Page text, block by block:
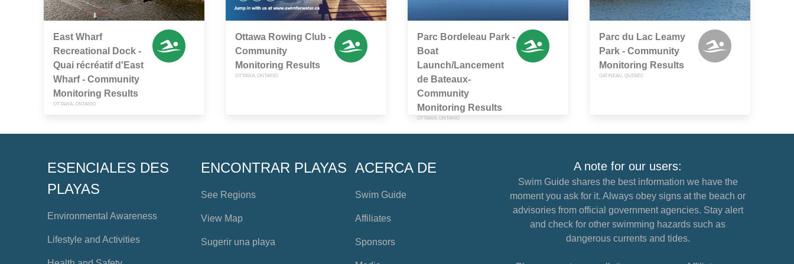
East Wharf
Recreational Dock -
Quai récréatif d'East
Wharf - Community
Monitoring Results
OTTAWA, ONTARIO
Ottawa Rowing Club -
Community
Monitoring Results
OTTAWA, ONTARIO
Parc Bordeleau Park -
Boat
Launch/Lancement
de Bateaux-
Community
Monitoring Results
OTTAWA, ONTARIO
Parc du Lac Leamy
Park - Community
Monitoring Results
GATINEAU, QUEBEC
ESENCIALES DES
PLAYAS
Environmental Awareness
Lifestyle and Activities
ENCONTRAR PLAYAS
See Regions
View Map
Sugerir una playa
ACERCA DE
Swim Guide
Affiliates
Sponsors
A note for our users:
Swim Guide shares the best information we have the
moment you ask for it. Always obey signs at the beach or
advisories from official government agencies. Stay alert
and check for other swimming hazards such as
dangerous currents and tides.